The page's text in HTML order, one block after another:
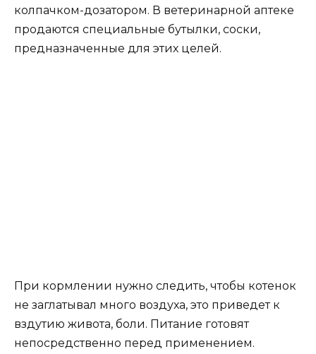
колпачком-дозатором. В ветеринарной аптеке
продаются специальные бутылки, соски,
предназначенные для этих целей.
При кормлении нужно следить, чтобы котенок
не заглатывал много воздуха, это приведет к
вздутию живота, боли. Питание готовят
непосредственно перед применением.